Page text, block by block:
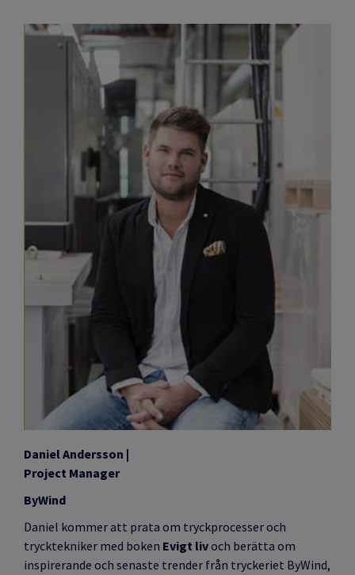
Daniel Andersson |
Project Manager
ByWind
Daniel kommer att prata om tryckprocesser och
trycktekniker med boken Evigt livoch berätta om
inspirerande och senaste trender från tryckeriet ByWind,